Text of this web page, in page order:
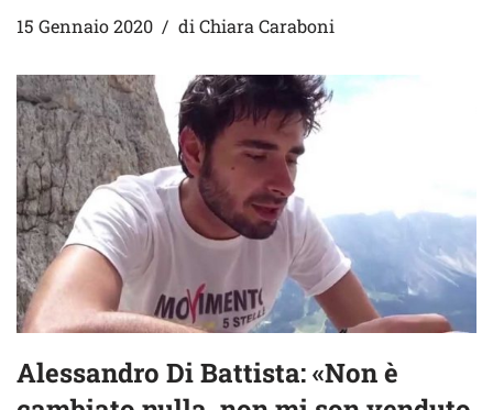
15 Gennaio 2020 di Chiara Caraboni
Alessandro Di Battista: «Non è